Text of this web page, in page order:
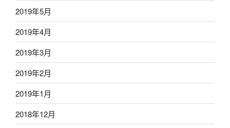
2019年5月
2019年4月
2019年3月
2019年2月
2019年1月
2018年12月